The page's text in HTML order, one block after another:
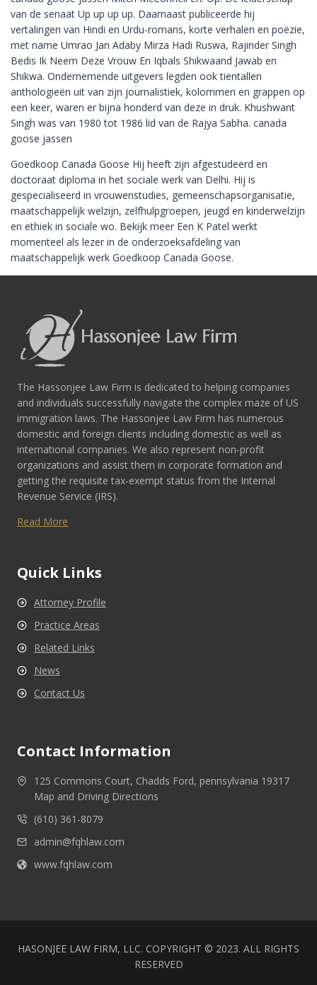
van de senaat Up up up up. Daarnaast publiceerde hij
vertalingen van Hindi en Urdu-romans, korte verhalen en poëzie,
met name Umrao Jan Adaby Mirza Hadi Ruswa, Rajinder Singh
Bedis Ik Neem Deze Vrouw En Iqbals Shikwaand Jawab en
Shikwa. Ondernemende uitgevers legden ook tientallen
anthologieën uit van zijn journalistiek, kolommen en grappen op
een keer, waren er bijna honderd van deze in druk. Khushwant
Singh was van 1980 tot 1986 lid van de Rajya Sabha. canada
goose jassen
Goedkoop Canada Goose Hij heeft zijn afgestudeerd en
doctoraat diploma in het sociale werk van Delhi. Hij is
gespecialiseerd in vrouwenstudies, gemeenschapsorganisatie,
maatschappelijk welzijn, zelfhulpgroepen, jeugd en kinderwelzijn
en ethiek in sociale wo. Bekijk meer Een K Patel werkt
momenteel als lezer in de onderzoeksafdeling van
maatschappelijk werk Goedkoop Canada Goose.
The Hassonjee Law Firm is dedicated to helping companies
and individuals successfully navigate the complex maze of US
immigration laws. The Hassonjee Law Firm has numerous
domestic and foreign clients including domestic as well as
international companies. We also represent non-profit
organizations and assist them in corporate formation and
getting the requisite tax-exempt status from the Internal
Revenue Service (IRS).
Read More
Quick Links
Attorney Profile
Practice Areas
Related Links
News
Contact Us
Contact Information
125 Commons Court, Chadds Ford, pennsylvania 19317
Map and Driving Directions
(610) 361-8079
admin@fqhlaw.com
www.fqhlaw.com
HASONJEE LAW FIRM, LLC. COPYRIGHT © 2023. ALL RIGHTS
RESERVED